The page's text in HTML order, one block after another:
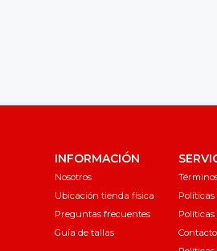
INFORMACIÓN
Nosotros
Ubicación tienda física
Preguntas frecuentes
Guía de tallas
Contacto